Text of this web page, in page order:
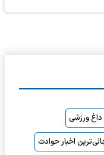
ورزشی
اخبار حوادث